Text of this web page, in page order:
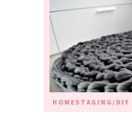
HOMESTAGING/DIY